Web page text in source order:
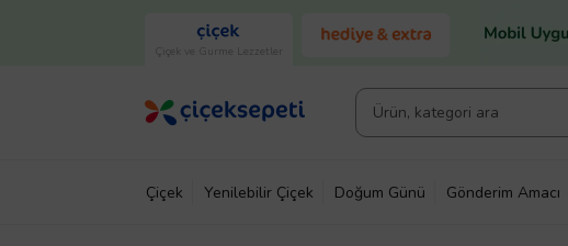
Çiçek ve Gurme Lezzetler
Çiçek Yenilebilir Çiçek Doğum Günü Gönderim Amacı